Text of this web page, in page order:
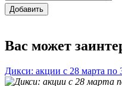
Добавить
Вас может
Дикси: акции с 28 марта по